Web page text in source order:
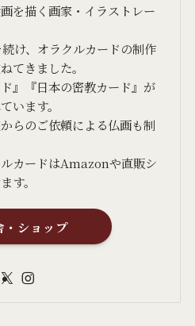
を描く画家・イラストレー
け、オラクルカードの制作
てきました。
』『日本の密教カード』が
います。
らのご依頼による仏画も制
カードはAmazonや直販シ
す。
・ショップ